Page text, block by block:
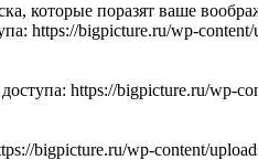
которые поразят ваше
https://bigpicture.ru/wp-content/
https://bigpicture.ru/wp-
bigpicture.ru/wp-content/